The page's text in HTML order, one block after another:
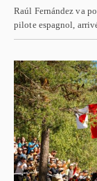
Raúl Fernández va
pilote espagnol,